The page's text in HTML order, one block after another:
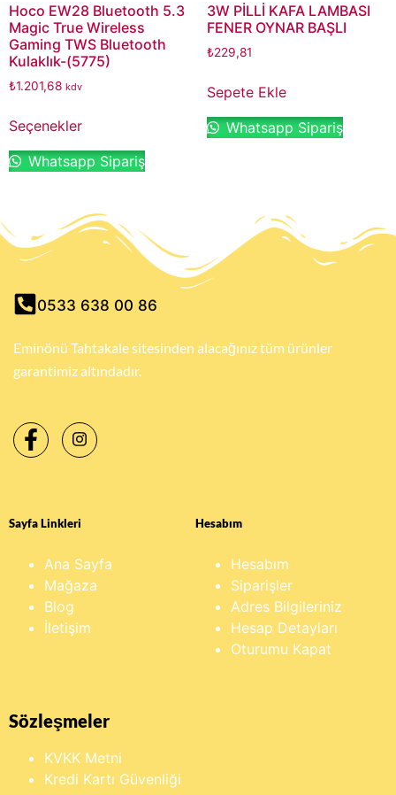
Hoco EW28 Bluetooth 5.3
Magic True Wireless
Gaming TWS Bluetooth
Kulaklık-(5775)
₺1.201,68 kdv
Seçenekler
Whatsapp Sipariş
3W PİLLİ KAFA LAMBASI
FENER OYNAR BAŞLI
₺229,81
Sepete Ekle
Whatsapp Sipariş
0533 638 00 86
Eminönü Tahtakale sitesinden alacağınız tüm ürünler
garantimiz altındadır.
Sayfa Linkleri
Ana Sayfa
Mağaza
Blog
İletişim
Hesabım
Hesabım
Siparişler
Adres Bilgileriniz
Hesap Detayları
Oturumu Kapat
Sözleşmeler
KVKK Metni
Kredi Kartı Güvenliği